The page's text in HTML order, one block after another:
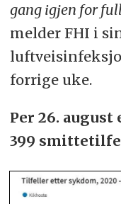
gang igjen for
melder FHI i
forrige uke.
Per 26.
399